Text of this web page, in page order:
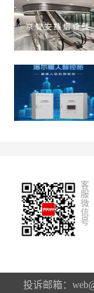
客
服
微
信
号
投诉邮箱：